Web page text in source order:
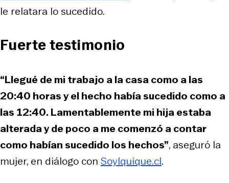
le relatara lo sucedido.
Fuerte testimonio
“Llegué de mi trabajo a la casa como a las
20:40 horas y el hecho había sucedido como a
las 12:40. Lamentablemente mi hija estaba
alterada y de poco a me comenzó a contar
como habían sucedido los hechos”, aseguró la
mujer, en diálogo con SoyIquique.cl.